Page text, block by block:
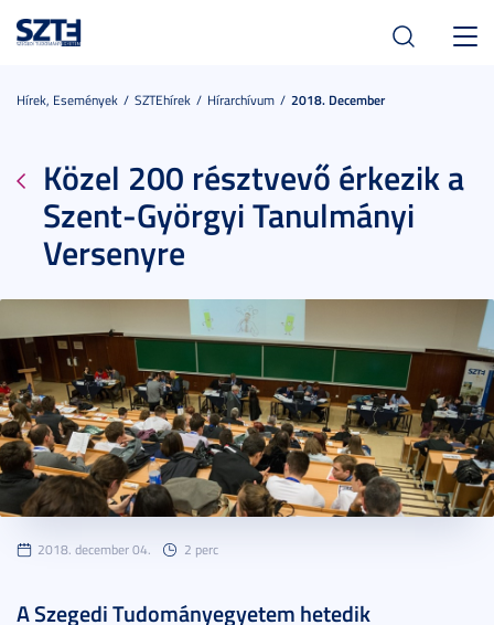
Hírek, Események SZTEhírek Hírarchívum 2018. December
Közel 200 résztvevő érkezik a
Szent-Györgyi Tanulmányi
Versenyre
2018. december 04. 2 perc
A Szegedi Tudományegyetem hetedik